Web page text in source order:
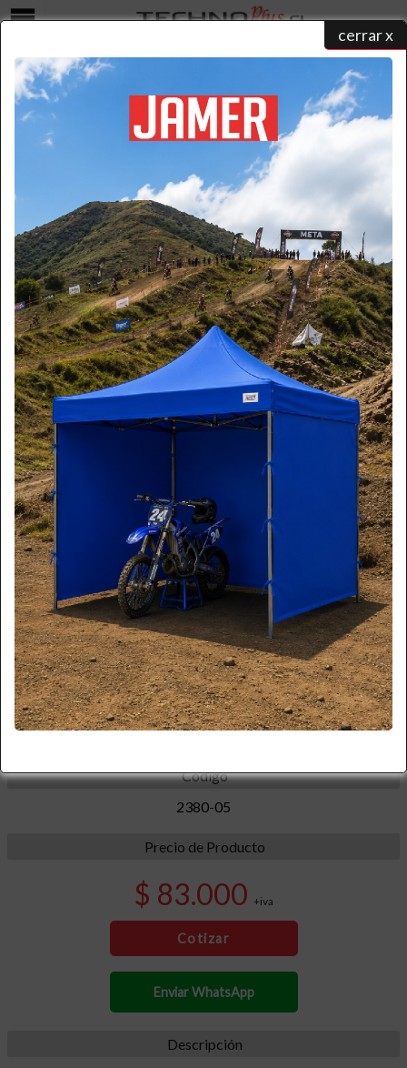
cerrar x
Technoplus | Escalera de Aluminio 2380-05
/catálogo de productos/escaleras de aluminio duomax
/ esc. aluminio tijera 1.53m
duomax
*imagen referencial
Más Imágenes
Código
2380-05
Precio de Producto
$ 83.000 +iva
Cotizar
Enviar WhatsApp
Descripción